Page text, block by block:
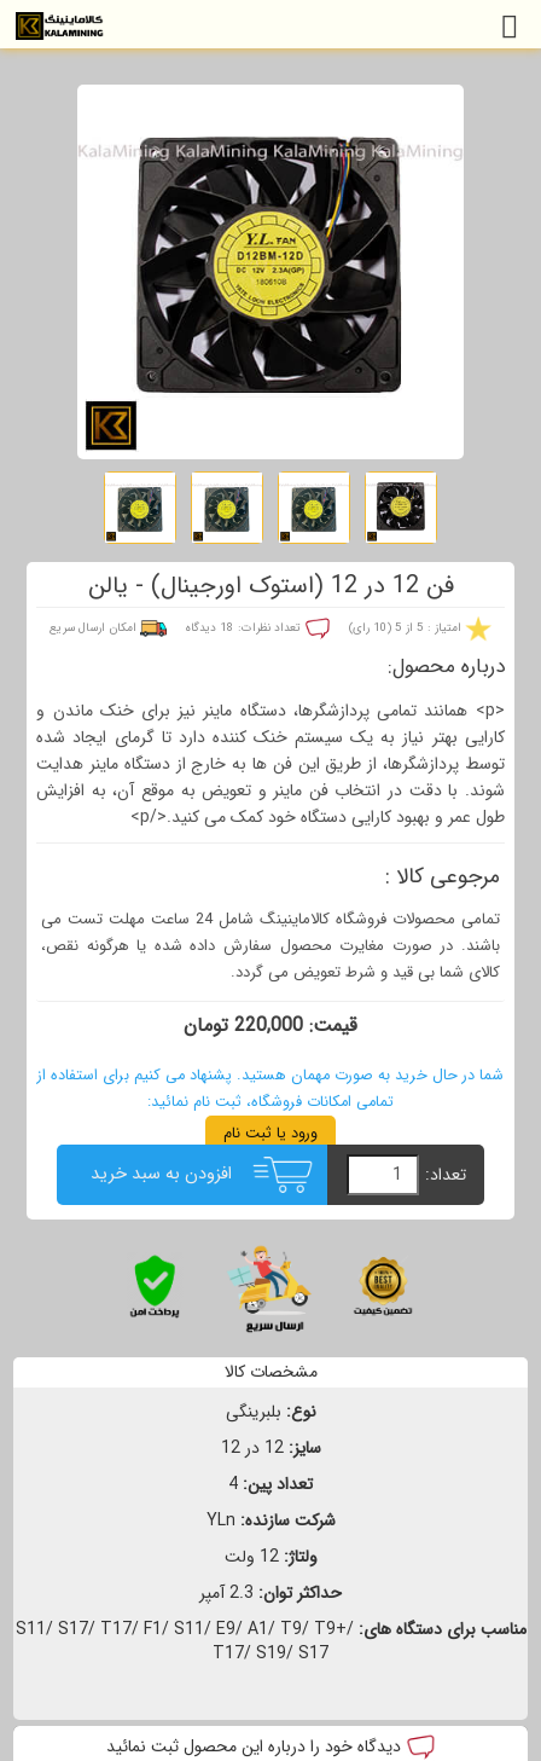
فن 12 در 12 (استوک اورجینال) - یالن
امتیاز : 5 از 5 (10 رای) تعداد نظرات: 18 دیدگاه امکان ارسال سریع
درباره محصول:
<p> همانند تمامی پردازشگرها، دستگاه ماینر نیز برای خنک ماندن و
کارایی بهتر نیاز به یک سیستم خنک کننده دارد تا گرمای ایجاد شده
توسط پردازشگرها، از طریق این فن ها به خارج از دستگاه ماینر هدایت
شوند. با دقت در انتخاب فن ماینر و تعویض به موقع آن، به افزایش
طول عمر و بهبود کارایی دستگاه خود کمک می کنید.</p>
مرجوعی کالا :
تمامی محصولات فروشگاه کالاماینینگ شامل 24 ساعت مهلت تست می
باشند. در صورت مغایرت محصول سفارش داده شده یا هرگونه نقص،
کالای شما بی قید و شرط تعویض می گردد.
قيمت: 220,000 تومان
شما در حال خرید به صورت مهمان هستید. پشنهاد می کنیم برای استفاده از
تمامی امکانات فروشگاه، ثبت نام نمائید:
ورود یا ثبت نام
تعداد: افزودن به سبد خرید
مشخصات کالا
نوع: بلبرینگی
سایز:12 در 12
تعداد پین:
شرکت سازنده: YLn
ولتاژ:12 ولت
حداکثر توان: 2.3 آمپر
مناسب برای دستگاه های:S11/ S17/ T17/ F1/ S11/ E9/ A1/ T9/ T9+/
T17/ S19/ S17
دیدگاه خود را درباره این محصول ثبت نمائید